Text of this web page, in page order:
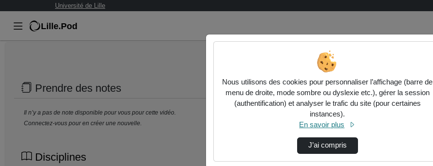
Université de Lille
Lille.Pod
Prendre des notes
Il n’y a pas de note disponible pour vous pour cette vidéo.
Connectez-vous pour en créer une nouvelle.
Disciplines
Nous utilisons des cookies pour personnaliser l’affichage (barre de
menu de droite, mode sombre ou dyslexie etc.), gérer la session
(authentification) et analyser le trafic du site (pour certaines
instances).
En savoir plus
J’ai compris